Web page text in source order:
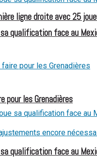
ligne droite avec 25
qualification face au
qualification face au
pour les Grenadières